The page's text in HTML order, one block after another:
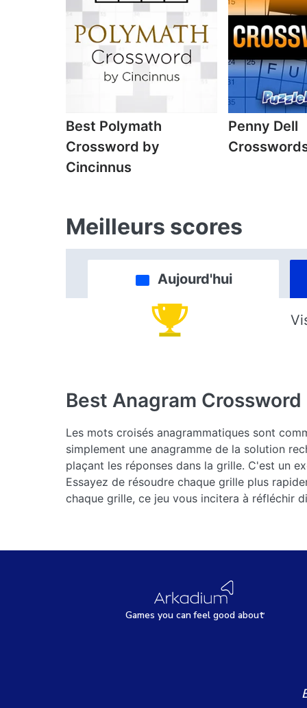
Best Polymath
Crossword by
Cincinnus
Penny Dell
Meilleurs scores
Aujourd'hui
Best Anagram Crossword
Les mots croisés anagrammatiques sont
simplement une anagramme de la solution
plaçant les réponses dans la grille. C'est un
Essayez de résoudre chaque grille plus
chaque grille, ce jeu vous incitera à réfléchir
Games you canfeel good about